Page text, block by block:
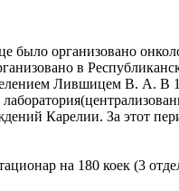
организовано
в
Лившицем В. А.
Карелии. За этот
на 180 коек (3